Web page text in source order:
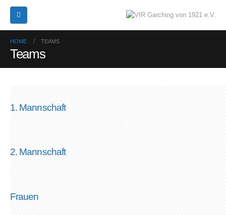
HOME TEAMS
Teams
1. Mannschaft
2. Mannschaft
Frauen